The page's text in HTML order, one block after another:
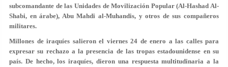
subcomandante de las Unidades de Movilización Popular (Al-Hashad Al-
Shabi, en árabe), Abu Mahdi al-Muhandis, y otros de sus compañeros
militares.
Millones de iraquíes salieron el viernes 24 de enero a las calles para
expresar su rechazo a la presencia de las tropas estadounidense en su
país. De hecho, los iraquíes, dieron una respuesta multitudinaria a la